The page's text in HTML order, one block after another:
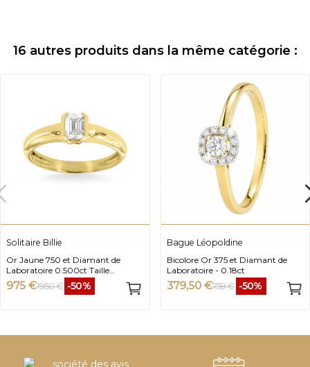
16 autres produits dans la même catégorie :
Solitaire Billie
Or Jaune 750 et Diamant de
Laboratoire 0.500ct Taille
Emeraude
975 €1 950 € -50%
Bague Léopoldine
Bicolore Or 375 et Diamant de
Laboratoire - 0.18ct
379,50 €759 € -50%